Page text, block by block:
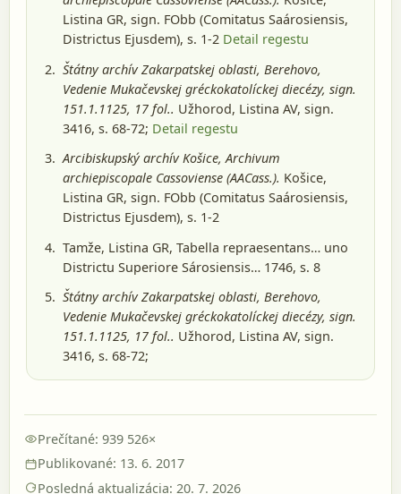
Listina GR, sign. FObb (Comitatus Saárosiensis,
Districtus Ejusdem), s. 1-2 Detail regestu
Štátny archív Zakarpatskej oblasti, Berehovo,
Vedenie Mukačevskej gréckokatolíckej diecézy, sign.
151.1.1125, 17 fol.. Užhorod, Listina AV, sign.
3416, s. 68-72; Detail regestu
Arcibiskupský archív Košice, Archivum
archiepiscopale Cassoviense (AACass.). Košice,
Listina GR, sign. FObb (Comitatus Saárosiensis,
Districtus Ejusdem), s. 1-2
Tamže, Listina GR, Tabella repraesentans… uno
Districtu Superiore Sárosiensis… 1746, s. 8
Štátny archív Zakarpatskej oblasti, Berehovo,
Vedenie Mukačevskej gréckokatolíckej diecézy, sign.
151.1.1125, 17 fol.. Užhorod, Listina AV, sign.
3416, s. 68-72;
Prečítané: 939 526×
Publikované: 13. 6. 2017
Posledná aktualizácia: 20. 7. 2026